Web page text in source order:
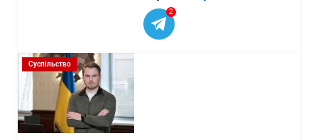
2
Суспільство